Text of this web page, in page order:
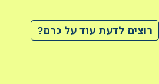
רוצים לדעת עוד על כרם?